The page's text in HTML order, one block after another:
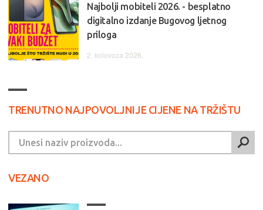
Najbolji mobiteli 2026. - besplatno
digitalno izdanje Bugovog ljetnog
priloga
2. kolovoza 2026.
TRENUTNO NAJPOVOLJNIJE CIJENE NA TRŽIŠTU
VEZANO